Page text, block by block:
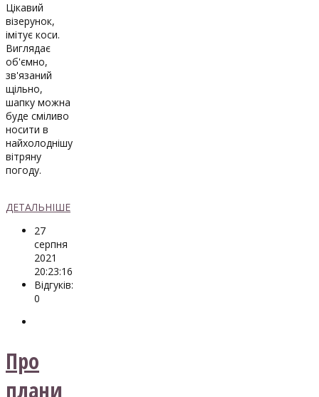
Цікавий
візерунок,
імітує коси.
Виглядає
об'ємно,
зв'язаний
щільно,
шапку можна
буде сміливо
носити в
найхолоднішу
вітряну
погоду.
ДЕТАЛЬНІШЕ
27
серпня
2021
20:23:16
Відгуків:
0
Про
плани